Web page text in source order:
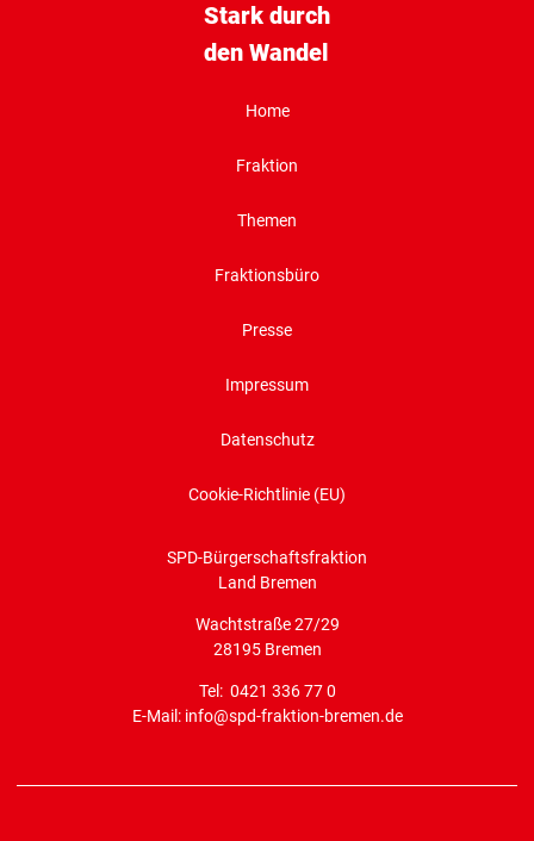
Stark durch
den Wandel
Home
Fraktion
Themen
Fraktionsbüro
Presse
Impressum
Datenschutz
Cookie-Richtlinie (EU)
SPD-Bürgerschaftsfraktion
Land Bremen
Wachtstraße 27/29
28195 Bremen
Tel: 0421 336 77 0
E-Mail: info@spd-fraktion-bremen.de